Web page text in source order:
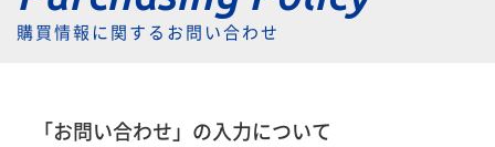
購買情報に関するお問い合わせ
「お問い合わせ」の入力について